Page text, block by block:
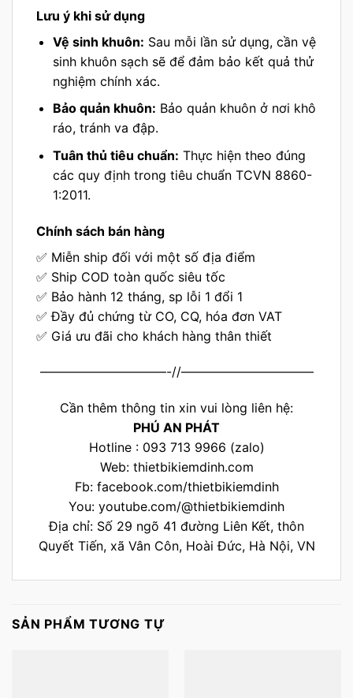
Lưu ý khi sử dụng
Vệ sinh khuôn: Sau mỗi lần sử dụng, cần vệ
sinh khuôn sạch sẽ để đảm bảo kết quả thử
nghiệm chính xác.
Bảo quản khuôn: Bảo quản khuôn ở nơi khô
ráo, tránh va đập.
Tuân thủ tiêu chuẩn: Thực hiện theo đúng
các quy định trong tiêu chuẩn TCVN 8860-
1:2011.
Chính sách bán hàng
✅ Miễn ship đối với một số địa điểm
✅ Ship COD toàn quốc siêu tốc
✅ Bảo hành 12 tháng, sp lỗi 1 đổi 1
✅ Đầy đủ chứng từ CO, CQ, hóa đơn VAT
✅ Giá ưu đãi cho khách hàng thân thiết
——————————-//——————————–
Cần thêm thông tin xin vui lòng liên hệ:
PHÚ AN PHÁT
Hotline : 093 713 9966 (zalo)
Web: thietbikiemdinh.com
Fb: facebook.com/thietbikiemdinh
You: youtube.com/@thietbikiemdinh
Địa chỉ: Số 29 ngõ 41 đường Liên Kết, thôn
Quyết Tiến, xã Vân Côn, Hoài Đức, Hà Nội, VN
SẢN PHẨM TƯƠNG TỰ